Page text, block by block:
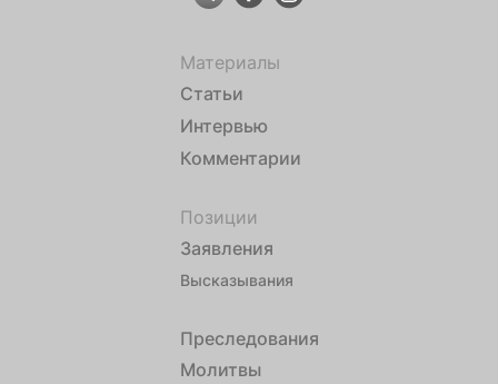
Материалы
Статьи
Интервью
Комментарии
Позиции
Заявления
Высказывания
Преследования
Молитвы